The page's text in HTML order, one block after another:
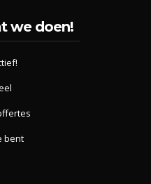
we doen!
bent